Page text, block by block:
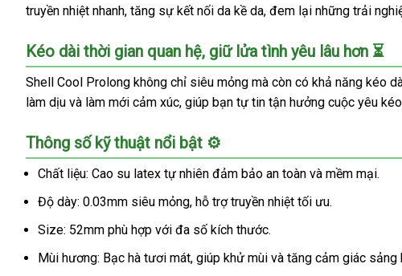
Cool
siêu
kéo
dài
gian
mát
lạnh
truyền nhiệt nhanh, tăng sự kết nối da kề da, đem lại những trải
Kéo dài thời gian quan hệ, giữ lửa tình yêu lâu hơn ⏳
Shell Cool Prolong không chỉ siêu mỏng mà còn có khả năng kéo
làm dịu và làm mới cảm xúc, giúp bạn tự tin tận hưởng cuộc yêu
Thông số kỹ thuật nổi bật ⚙️
Chất liệu: Cao su latex tự nhiên đảm bảo an toàn và mềm mại.
Độ dày: 0.03mm siêu mỏng, hỗ trợ truyền nhiệt tối ưu.
Size: 52mm phù hợp với đa số kích thước.
Mùi hương: Bạc hà tươi mát, giúp khử mùi và tăng cảm giác sảng